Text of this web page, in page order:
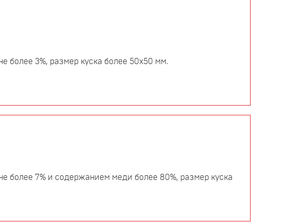
более 3%, размер куска более 50х50 мм.
более 7% и содержанием меди более 80%, размер куска